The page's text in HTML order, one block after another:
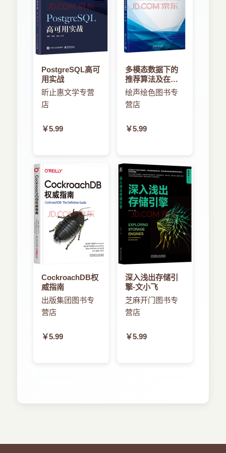
PostgreSQL高可
用实战
昕止惠文学专营
店
￥5.99
多模态数据下的
推荐算法及在线
行为研究
绘声绘色图书专
营店
￥5.99
CockroachDB权
威指南
出版集团图书专
营店
￥5.99
深入浅出存储引
擎-文小飞
芝麻开门图书专
营店
￥5.99